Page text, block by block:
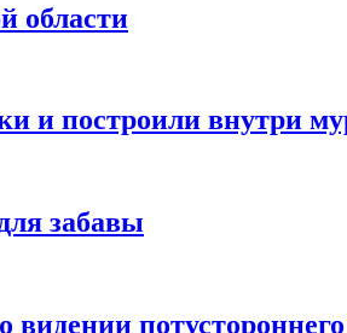
области
и построили внутри
забавы
видении